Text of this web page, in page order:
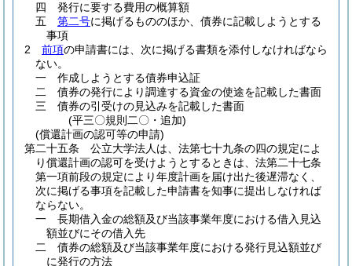
四
発行に要する費用の概算額
五
第二号に掲げるもののほか、債券に記載しようとする
事項
2
前項の申請書には、次に掲げる書類を添付しなければなら
ない。
一
作成しようとする債券申込証
二
債券の発行により調達する資金の使途を記載した書面
三
債券の引受けの見込みを記載した書面
(平三〇規則二〇・追加)
(償還計画の認可等の申請)
第二十五条
公立大学法人は、法第七十九条の四の規定によ
り償還計画の認可を受けようとするときは、法第二十七条
第一項前段の規定により年度計画を届け出た後遅滞なく、
次に掲げる事項を記載した申請書を知事に提出しなければ
ならない。
一
長期借入金の総額及び当該事業年度における借入見込
額並びにその借入先
二
債券の総額及び当該事業年度における発行見込額並び
に発行の方法